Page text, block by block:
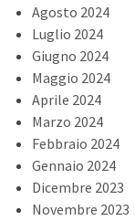
Agosto 2024
Luglio 2024
Giugno 2024
Maggio 2024
Aprile 2024
Marzo 2024
Febbraio 2024
Gennaio 2024
Dicembre 2023
Novembre 2023